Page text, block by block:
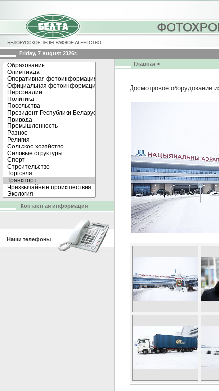
Friday, 7 August 2026г.
Главная >
Досмотровое оборудование
Контактная информация
Наши телефоны